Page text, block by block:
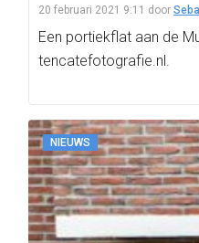
20 februari 2021 9:11 door
Een portiekflat aan de
tencatefotografie.nl.
NIEUWS